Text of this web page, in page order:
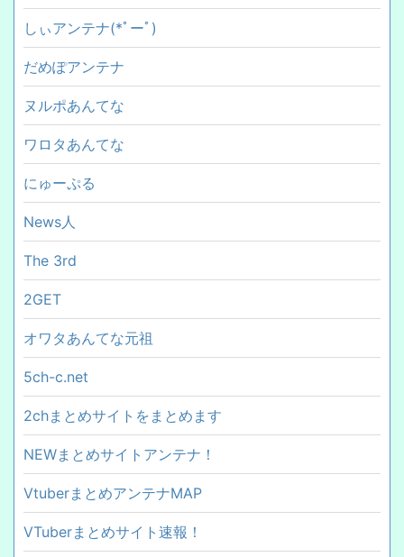
しぃアンテナ(*ﾟーﾟ)
だめぽアンテナ
ヌルポあんてな
ワロタあんてな
にゅーぷる
News人
The 3rd
2GET
オワタあんてな元祖
5ch-c.net
2chまとめサイトをまとめます
NEWまとめサイトアンテナ！
VtuberまとめアンテナMAP
VTuberまとめサイト速報！